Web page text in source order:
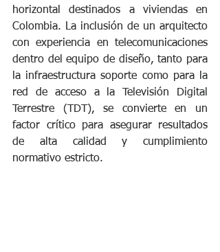
horizontal destinados a viviendas en
Colombia. La inclusión de un arquitecto
con experiencia en telecomunicaciones
dentro del equipo de diseño, tanto para
la infraestructura soporte como para la
red de acceso a la Televisión Digital
Terrestre (TDT), se convierte en un
factor crítico para asegurar resultados
de alta calidad y cumplimiento
normativo estricto.